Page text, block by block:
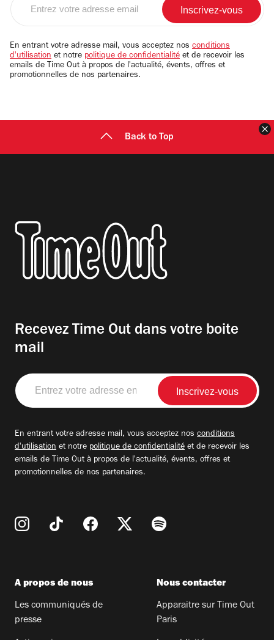
email
En entrant votre adresse mail, vous acceptez nos conditions
d'utilisation et notre politique de confidentialité et de recevoir les
emails de Time Out à propos de l'actualité, évents, offres et
promotionnelles de nos partenaires.
Back to Top
Recevez Time Out dans votre boite
mail
Entrez
votre
adresse
En entrant votre adresse mail, vous acceptez nos conditions
d'utilisation et notre politique de confidentialité et de recevoir les
emails de Time Out à propos de l'actualité, évents, offres et
promotionnelles de nos partenaires.
A propos de nous
Les communiqués de
presse
Nous contacter
Apparaitre sur Time Out
Paris